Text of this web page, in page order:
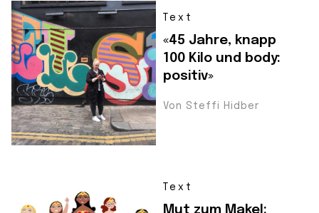
Text
«45 Jahre, knapp
100 Kilo und body:
positiv»
Von Steffi Hidber
Text
Mut zum Makel: